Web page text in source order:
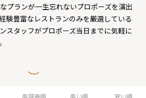
プランが一生忘れないプロポーズを演出
験豊富なレストランのみを厳選している
スタッフがプロポーズ当日までに気軽に
高評価順 高い順 安い順